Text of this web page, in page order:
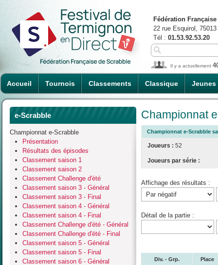
Accueil Tournois Classements Classique Jeunes
Fédération
22 rue Esquirol,
Tél : 01.53.92.53.20
Il y a actuellement
e-Scrabble
Championnat e-Scrabble
Présentation
Résultats des épisodes
Classement saison 1
Classement saison 2
Classement Challenge d'été
Classement saison 3 - Général
Classement saison 3 - Final
Classement saison 4 - Général
Classement saison 4 - Final
Classement Challenge d'été - Général
Classement Challenge d'été - Final
Classement saison 5 - Général
Classement saison 5 - Final
Classement saison 6 - Général
Championnat
Championnat e-Scrabble
Joueurs : 52
Joueurs par série :
Affichage des résultats :
Détail de la partie :
Div. - Grp. Place